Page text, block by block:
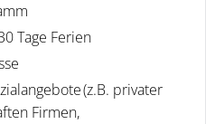
Tage Ferien
(z.B. privater
Firmen,